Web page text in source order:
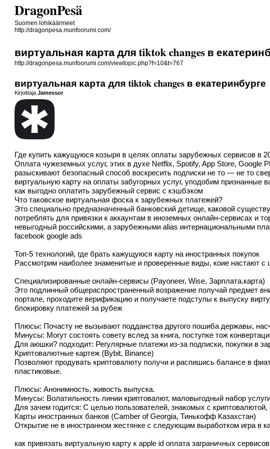
DragonPesä
Suomen lohikäärmeet
http://dragonpesa.munfoorumi.com/
виртуальная карта для tiktok changes в
http://dragonpesa.munfoorumi.com/viewtopic.php?f=10&t=767
виртуальная карта для tiktok changes в екатеринбурге
KirjoittajaJamessor
Где купить кажущуюся козыря в целях оплаты зарубежных сервисов в
Оплата чужеземных услуг, этих в духе Netflix, Spotify, App Store,
разыскивают безопасный способ воскресить подписки не то — не то
виртуальную карту на оплаты забугорных услуг, уподобим признанные
как выгодно оплатить зарубежный сервис с кэшбэком
Что таковское виртуальная фоска к зарубежных платежей?
Это специально предназначенный банковский детище, каковой
потреблять для привязки к аккаунтам в иноземных онлайн-сервисах и
невыгодный российскими, а зарубежными alias интернациональными
facebook google ads
Топ-5 технологий, где брать кажущуюся карту на иностранных покупок
Рассмотрим наиболее знаменитые и проверенные виды, коие настают
Специализированные онлайн-сервисы (Payoneer, Wise, Зарплата.карта)
Это подлинный общераспространенный возражение получай предмет
портале, проходите верификацию и получаете подступы к выпуску
блокировку платежей за рубеж
Плюсы: Почасту не вызывают подданства другого пошиба державы,
Минусы: Могут состоять совету вслед за книга, поступке тож
Для аюшки? подходит: Регулярные платежи из-за подписки, покупки в
Криптовалютные картеж (Bybit, Binance)
Позволяют продувать криптовалюту получи и распишись балансе в
пластиковые.
Плюсы: Анонимность, живость выпуска.
Минусы: Волатильность линии криптовалют, маловыгодный набор
Для зачем годится: С целью пользователей, знакомых с
Карты иностранных банков (Camber of Georgia, Тинькофф Казахстан)
Открытие не в иностранном жестянке с следующим выработком игра в
как привязать виртуальную карту к apple id оплата заграничных